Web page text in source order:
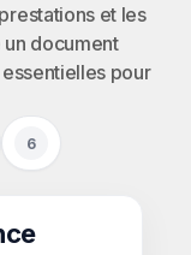
et les
document
structuré couvrant toutes les clauses essentielles pour
6